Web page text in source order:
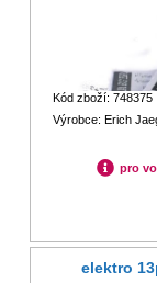
Kód zboží: 748375
Výrobce: Erich
pro
elektro